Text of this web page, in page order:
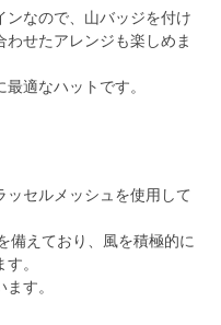
なので、山バッジを付け
せたアレンジも楽しめま
適なハットです。
セルメッシュを使用して
備えており、風を積極的に
。
す。